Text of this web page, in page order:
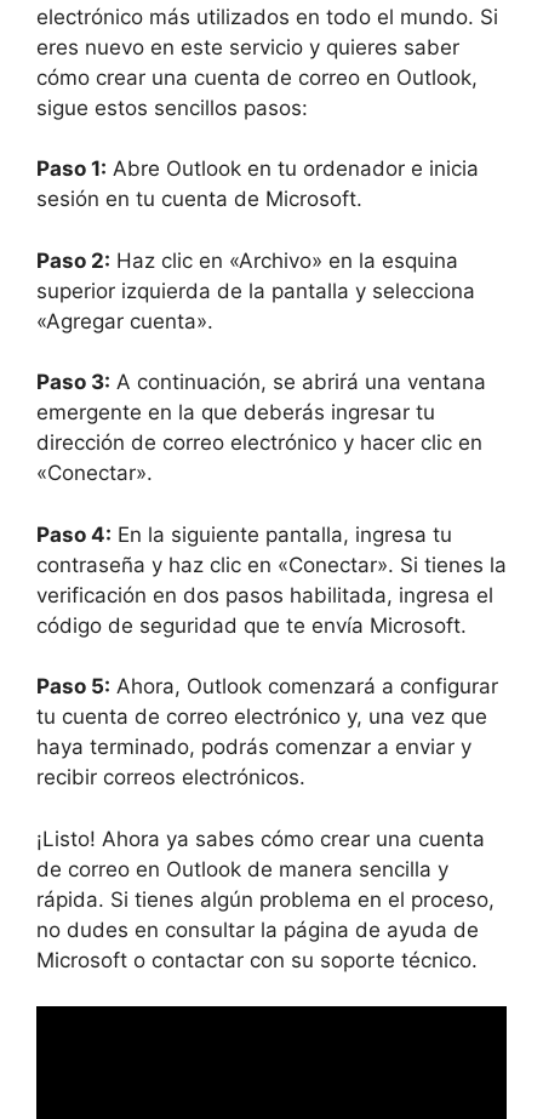
electrónico más utilizados en todo el mundo. Si
eres nuevo en este servicio y quieres saber
cómo crear una cuenta de correo en Outlook,
sigue estos sencillos pasos:
Paso 1: Abre Outlook en tu ordenador e inicia
sesión en tu cuenta de Microsoft.
Paso 2: Haz clic en «Archivo» en la esquina
superior izquierda de la pantalla y selecciona
«Agregar cuenta».
Paso 3: A continuación, se abrirá una ventana
emergente en la que deberás ingresar tu
dirección de correo electrónico y hacer clic en
«Conectar».
Paso 4: En la siguiente pantalla, ingresa tu
contraseña y haz clic en «Conectar». Si tienes la
verificación en dos pasos habilitada, ingresa el
código de seguridad que te envía Microsoft.
Paso 5: Ahora, Outlook comenzará a configurar
tu cuenta de correo electrónico y, una vez que
haya terminado, podrás comenzar a enviar y
recibir correos electrónicos.
¡Listo! Ahora ya sabes cómo crear una cuenta
de correo en Outlook de manera sencilla y
rápida. Si tienes algún problema en el proceso,
no dudes en consultar la página de ayuda de
Microsoft o contactar con su soporte técnico.